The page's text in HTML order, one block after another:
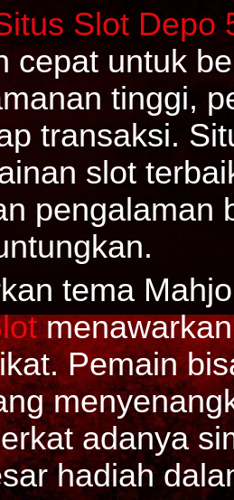
Slot Depo
cepat untuk
tinggi,
transaksi.
slot
pengalaman
tema
Pemain
adanya
hadiah